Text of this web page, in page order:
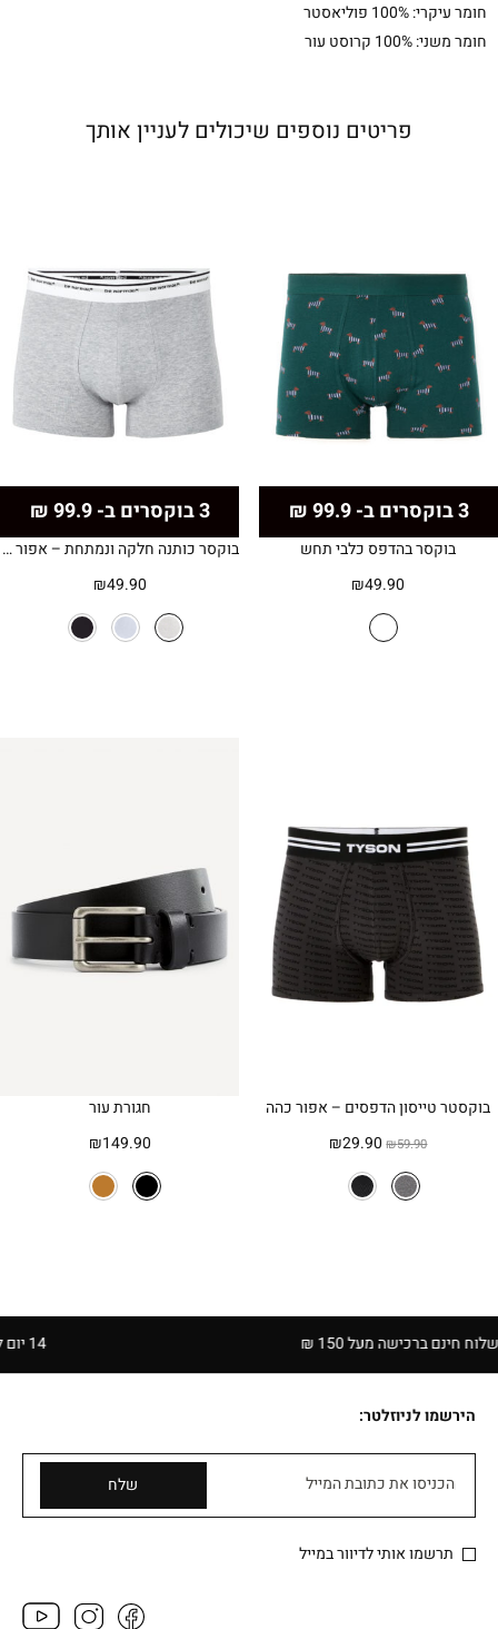
חומר עיקרי: 100% פוליאסטר
חומר משני: 100% קרוסט עור
פריטים נוספים שיכולים לעניין אותך
3 בוקסרים ב- 99.9 ₪
בוקסר בהדפס כלבי תחש
₪49.90
3 בוקסרים ב- 99.9 ₪
בוקסר כותנה חלקה ונמתחת – אפור בהיר
₪49.90
בוקסטר טייסון הדפסים – אפור כהה
₪59.90
המחיר
היה:
₪29.90 המחיר
חגורת עור
₪149.90
ברכישה מעל 150 ₪
הירשמו לניוזלטר:
הכניסו את כתובת המייל שלח
תרשמו אותי לדיוור במייל